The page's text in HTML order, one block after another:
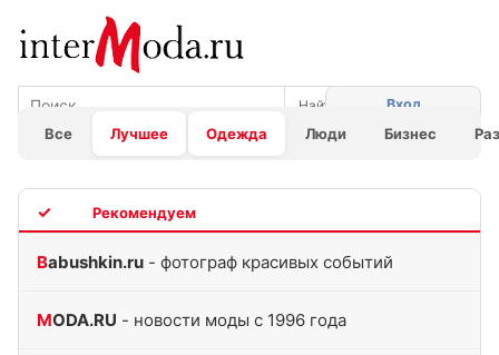
Все Лучшее Одежда Люди Бизнес
Вход
Babushkin.ru - фотограф красивых событий
MODA.RU - новости моды с 1996 года